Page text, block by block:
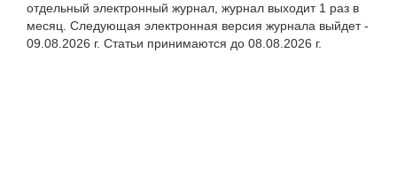
отдельный электронный журнал, журнал выходит 1 раз в
месяц. Следующая электронная версия журнала выйдет -
09.08.2026 г. Статьи принимаются до 08.08.2026 г.